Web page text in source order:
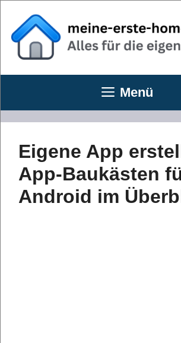
Inhalt
springen
Menü
Eigene App
App-Baukästen
Android im